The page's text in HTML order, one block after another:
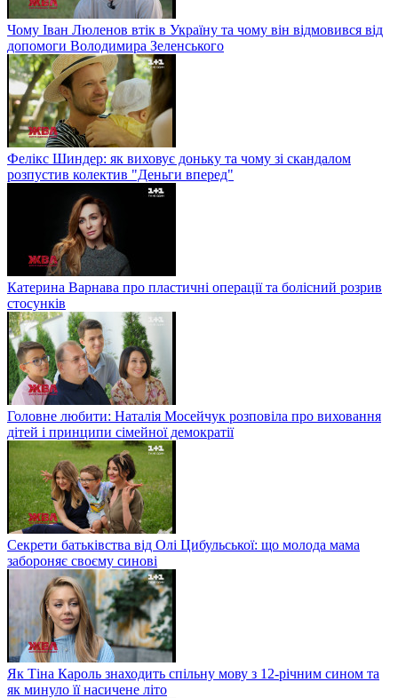
Чому Іван Люленов втік в Україну та чому він відмовився від
допомоги Володимира Зеленського
Фелікс Шиндер: як виховує доньку та чому зі скандалом
розпустив колектив "Деньги вперед"
Катерина Варнава про пластичні операції та болісний розрив
стосунків
Головне любити: Наталія Мосейчук розповіла про виховання
дітей і принципи сімейної демократії
Секрети батьківства від Олі Цибульської: що молода мама
забороняє своєму синові
Як Тіна Кароль знаходить спільну мову з 12-річним сином та
як минуло її насичене літо